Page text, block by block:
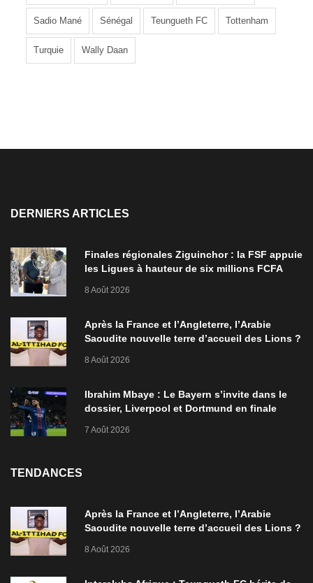
Sadio Mané Sénégal Teungueth FC Tottenham
Turquie Wally Daan
DERNIERS ARTICLES
Finales régionales Ziguinchor : la FSF appuie
les Ligues à hauteur de six millions FCFA
8 Août 2026
Après la France et l’Angleterre, l’Arabie
Saoudite nouvelle terre d’accueil des Lions ?
8 Août 2026
Ibrahim Mbaye : Le Bayern s’invite dans le
dossier, Liverpool et Dortmund en finale
7 Août 2026
TENDANCES
Après la France et l’Angleterre, l’Arabie
Saoudite nouvelle terre d’accueil des Lions ?
8 Août 2026